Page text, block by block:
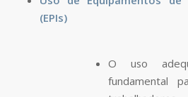
(EPIs)
O uso
fundamental